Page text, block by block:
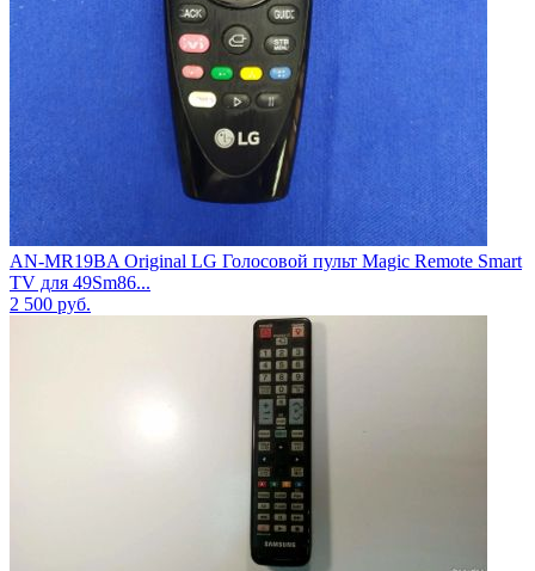
AN-MR19BA Original LG Голосовой пульт Magic Remote Smart
TV для 49Sm86...
2 500 руб.